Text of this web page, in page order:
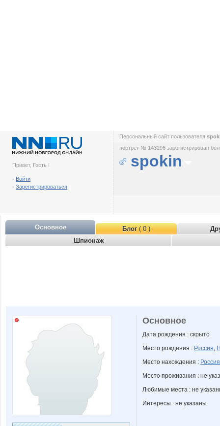
Привет, Гость !
- Войти
- Зарегистрироваться
Персональный сайт пользователя
портрет № 143296 зарегистрирован
spokin
Основное Блог( 0 )
Шпионаж
Основное
Дата рождения : скрыто
Место рождения : Россия,
Место нахождения : Россия
Место проживания : не
Любимые места : не
Интересы : не указаны